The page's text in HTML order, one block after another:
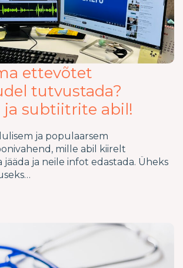
ettevõtet
tutvustada?
ja subtiitrite abil!
ja populaarsem
mille abil kiirelt
jääda ja neile infot edastada. Üheks